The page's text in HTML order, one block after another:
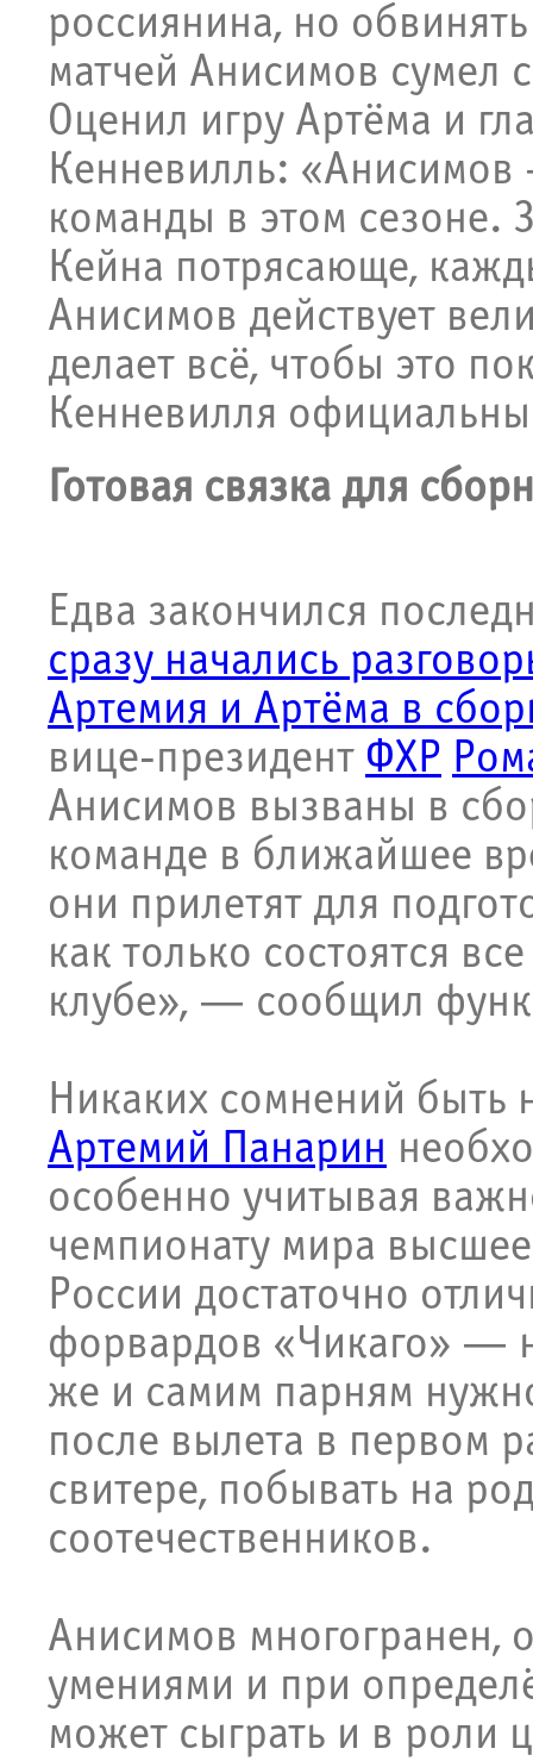
россиянина, но
матчей Анисимов сумел
Оценил игру Артёма и
Кенневилль: «Анисимов
команды в этом сезоне.
Кейна потрясающе,
Анисимов действует
делает всё, чтобы это
Кенневилля
Готовая связка для
Едва закончился
сразу начались
Артемия и Артёма в
вице-президент ФХР
Анисимов вызваны в
команде в ближайшее
они прилетят для
как только состоятся
клубе», — сообщил
Никаких сомнений быть
Артемий Панарин
особенно учитывая
чемпионату мира
России достаточно
форвардов «Чикаго» —
же и самим парням
после вылета в первом
свитере, побывать на
соотечественников.
Анисимов многогранен,
умениями и при
может сыграть и в роли